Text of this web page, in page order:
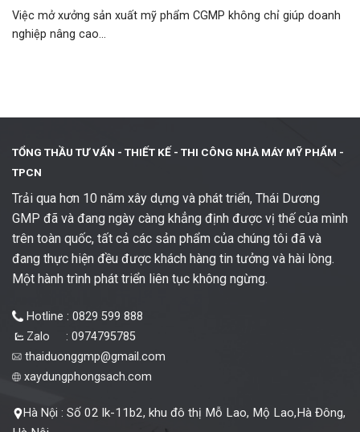
Việc mở xưởng sản xuất mỹ phẩm CGMP không chỉ giúp doanh
nghiệp nâng cao...
TỔNG THẦU TƯ VẤN - THIẾT KẾ - THI CÔNG NHÀ MÁY MỸ PHẨM -
TPCN
Trải qua hơn 10 năm xây dựng và phát triển, Thái Dương
GMP đã và đang ngày càng khẳng định được vị thế của mình
trên toàn quốc, tất cả các sản phẩm của chúng tôi đã và
đang thực hiện đều được khách hàng tin tưởng và hài lòng.
Một hành trình phát triển liên tục không ngừng.
Hotline : 0829 599 888
Zalo : 0974795785
thaiduonggmp@gmail.com
xaydungphongsach.com
Hà Nội : Số 02 lk-11b2, khu đô thị Mỗ Lao, Mộ Lao,Hà Đông,